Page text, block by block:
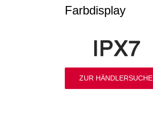
Farbdisplay
ZUR HÄNDLERSUCHE